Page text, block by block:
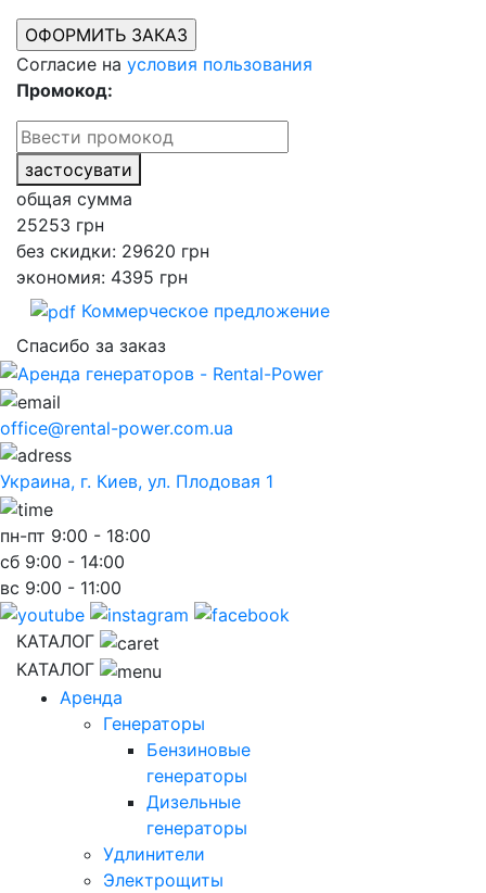
Согласие на условия пользования
Промокод:
застосувати
общая сумма
25253 грн
без скидки: 29620 грн
экономия: 4395 грн
Коммерческое предложение
Спасибо за заказ
office@rental-power.com.ua
Украина, г. Киев, ул. Плодовая 1
пн-пт 9:00 - 18:00
сб 9:00 - 14:00
вс 9:00 - 11:00
КАТАЛОГ
КАТАЛОГ
Аренда
Генераторы
Бензиновые
генераторы
Дизельные
генераторы
Удлинители
Электрощиты